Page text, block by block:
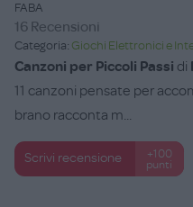
FABA
16 Recensioni
Categoria: Giochi Elettronici e
Canzoni per Piccoli Passi di
11 canzoni pensate per
brano racconta m...
Scrivi recensione
+100
punti